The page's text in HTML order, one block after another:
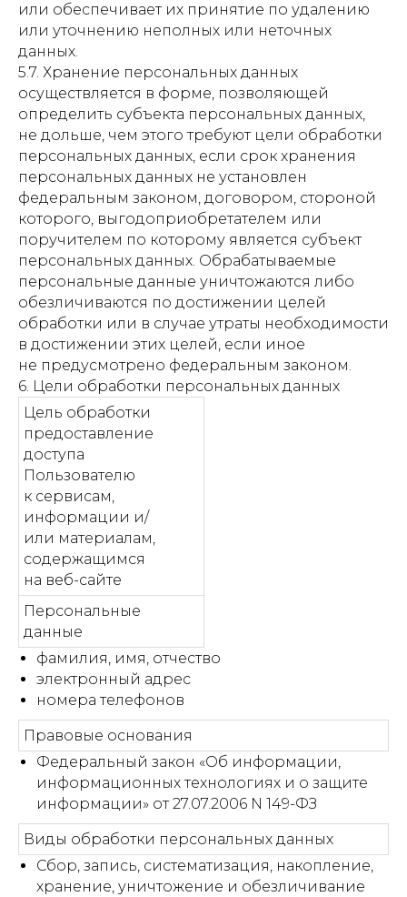
или обеспечивает их принятие по удалению
или уточнению неполных или неточных
данных.
5.7. Хранение персональных данных
осуществляется в форме, позволяющей
определить субъекта персональных данных,
не дольше, чем этого требуют цели обработки
персональных данных, если срок хранения
персональных данных не установлен
федеральным законом, договором, стороной
которого, выгодоприобретателем или
поручителем по которому является субъект
персональных данных. Обрабатываемые
персональные данные уничтожаются либо
обезличиваются по достижении целей
обработки или в случае утраты необходимости
в достижении этих целей, если иное
не предусмотрено федеральным законом.
6. Цели обработки персональных данных
Цель обработки
предоставление
доступа
Пользователю
к сервисам,
информации и/
или материалам,
содержащимся
на веб-сайте
Персональные
данные
фамилия, имя, отчество
электронный адрес
номера телефонов
Правовые основания
Федеральный закон «Об информации,
информационных технологиях и о защите
информации» от 27.07.2006 N 149-ФЗ
Виды обработки персональных данных
Сбор, запись, систематизация, накопление,
хранение, уничтожение и обезличивание